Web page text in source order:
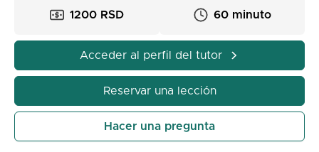
trabajo.
1200 RSD 60 minuto
Acceder al perfil del tutor
Reservar una lección
Hacer una pregunta